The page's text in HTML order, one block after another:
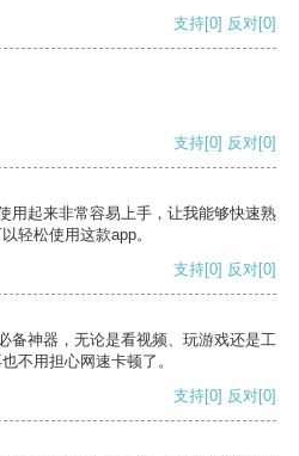
支持[0] 反对[0]
支持[0] 反对[0]
用起来非常容易上手，让我能够快速熟
轻松使用这款app。
支持[0] 反对[0]
备神器，无论是看视频、玩游戏还是工
不用担心网速卡顿了。
支持[0] 反对[0]